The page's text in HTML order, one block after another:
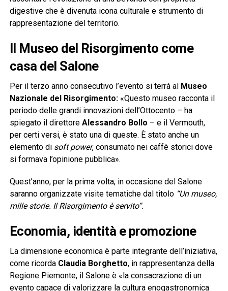
digestive che è divenuta icona culturale e strumento di
rappresentazione del territorio.
Il Museo del Risorgimento come
casa del Salone
Per il terzo anno consecutivo l’evento si terrà al Museo
Nazionale del Risorgimento: «Questo museo racconta il
periodo delle grandi innovazioni dell’Ottocento – ha
spiegato il direttore Alessandro Bollo – e il Vermouth,
per certi versi, è stato una di queste. È stato anche un
elemento di soft power, consumato nei caffè storici dove
si formava l’opinione pubblica».
Quest’anno, per la prima volta, in occasione del Salone
saranno organizzate visite tematiche dal titolo “Un museo,
mille storie. Il Risorgimento è servito”.
Economia, identità e promozione
La dimensione economica è parte integrante dell’iniziativa,
come ricordaClaudia Borghetto, in rappresentanza della
Regione Piemonte, il Salone è «la consacrazione di un
evento capace di valorizzare la cultura enogastronomica